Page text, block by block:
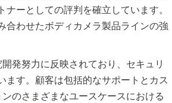
ーとしての評判を確立しています。
合わせたボディカメラ製品ラインの強
発努力に反映されており、セキュリ
ます。顧客は包括的なサポートとカス
のさまざまなユースケースにおける